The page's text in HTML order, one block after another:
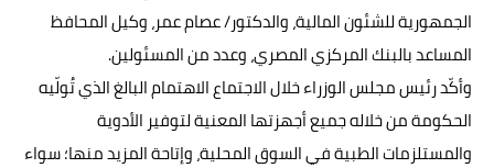
الجمهورية للشئون المالية، والدكتور/ عصام عمر، وكيل المحافظ
المساعد بالبنك المركزي المصري، وعدد من المسئولين.
وأكّد رئيس مجلس الوزراء خلال الاجتماع الاهتمام البالغ الذي تُولّيه
الحكومة من خلاله جميع أجهزتها المعنية لتوفير الأدوية
والمستلزمات الطبية في السوق المحلية، وإتاحة المزيد منها؛ سواء